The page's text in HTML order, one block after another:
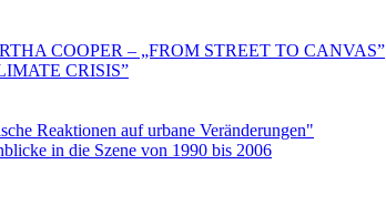
COOPER – „FROM STREET TO CANVAS”
CRISIS”
Reaktionen auf urbane Veränderungen"
in die Szene von 1990 bis 2006